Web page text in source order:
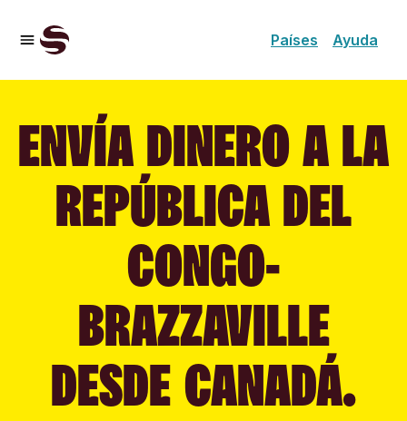
Países Ayuda
ENVÍA DINERO A LA
REPÚBLICA DEL
CONGO-
BRAZZAVILLE
DESDE CANADÁ.